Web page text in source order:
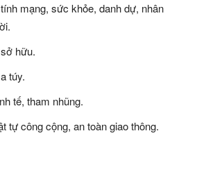
mạng, sức khỏe, danh dự, nhân
hữu.
túy.
tế, tham nhũng.
tự công cộng, an toàn giao thông.